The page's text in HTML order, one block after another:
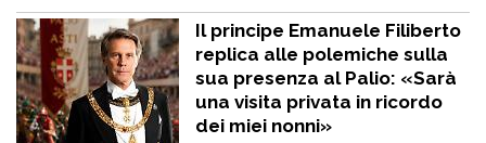
Il principe Emanuele Filiberto
replica alle polemiche sulla
sua presenza al Palio: «Sarà
una visita privata in ricordo
dei miei nonni»